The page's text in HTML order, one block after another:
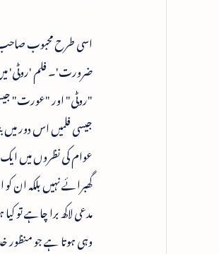
اسی طرح محبوب صاحب
ضرورت'۔ فلم 'روٹی' میں
"روٹی" اور "عورت"
جیسی فلمیں اس دور
عوام کی نظروں میں
گھبرائے نہیں بلکہ
مدعی لاکھ برا چاہے تو
وہی ہوتا ہے جو منظور